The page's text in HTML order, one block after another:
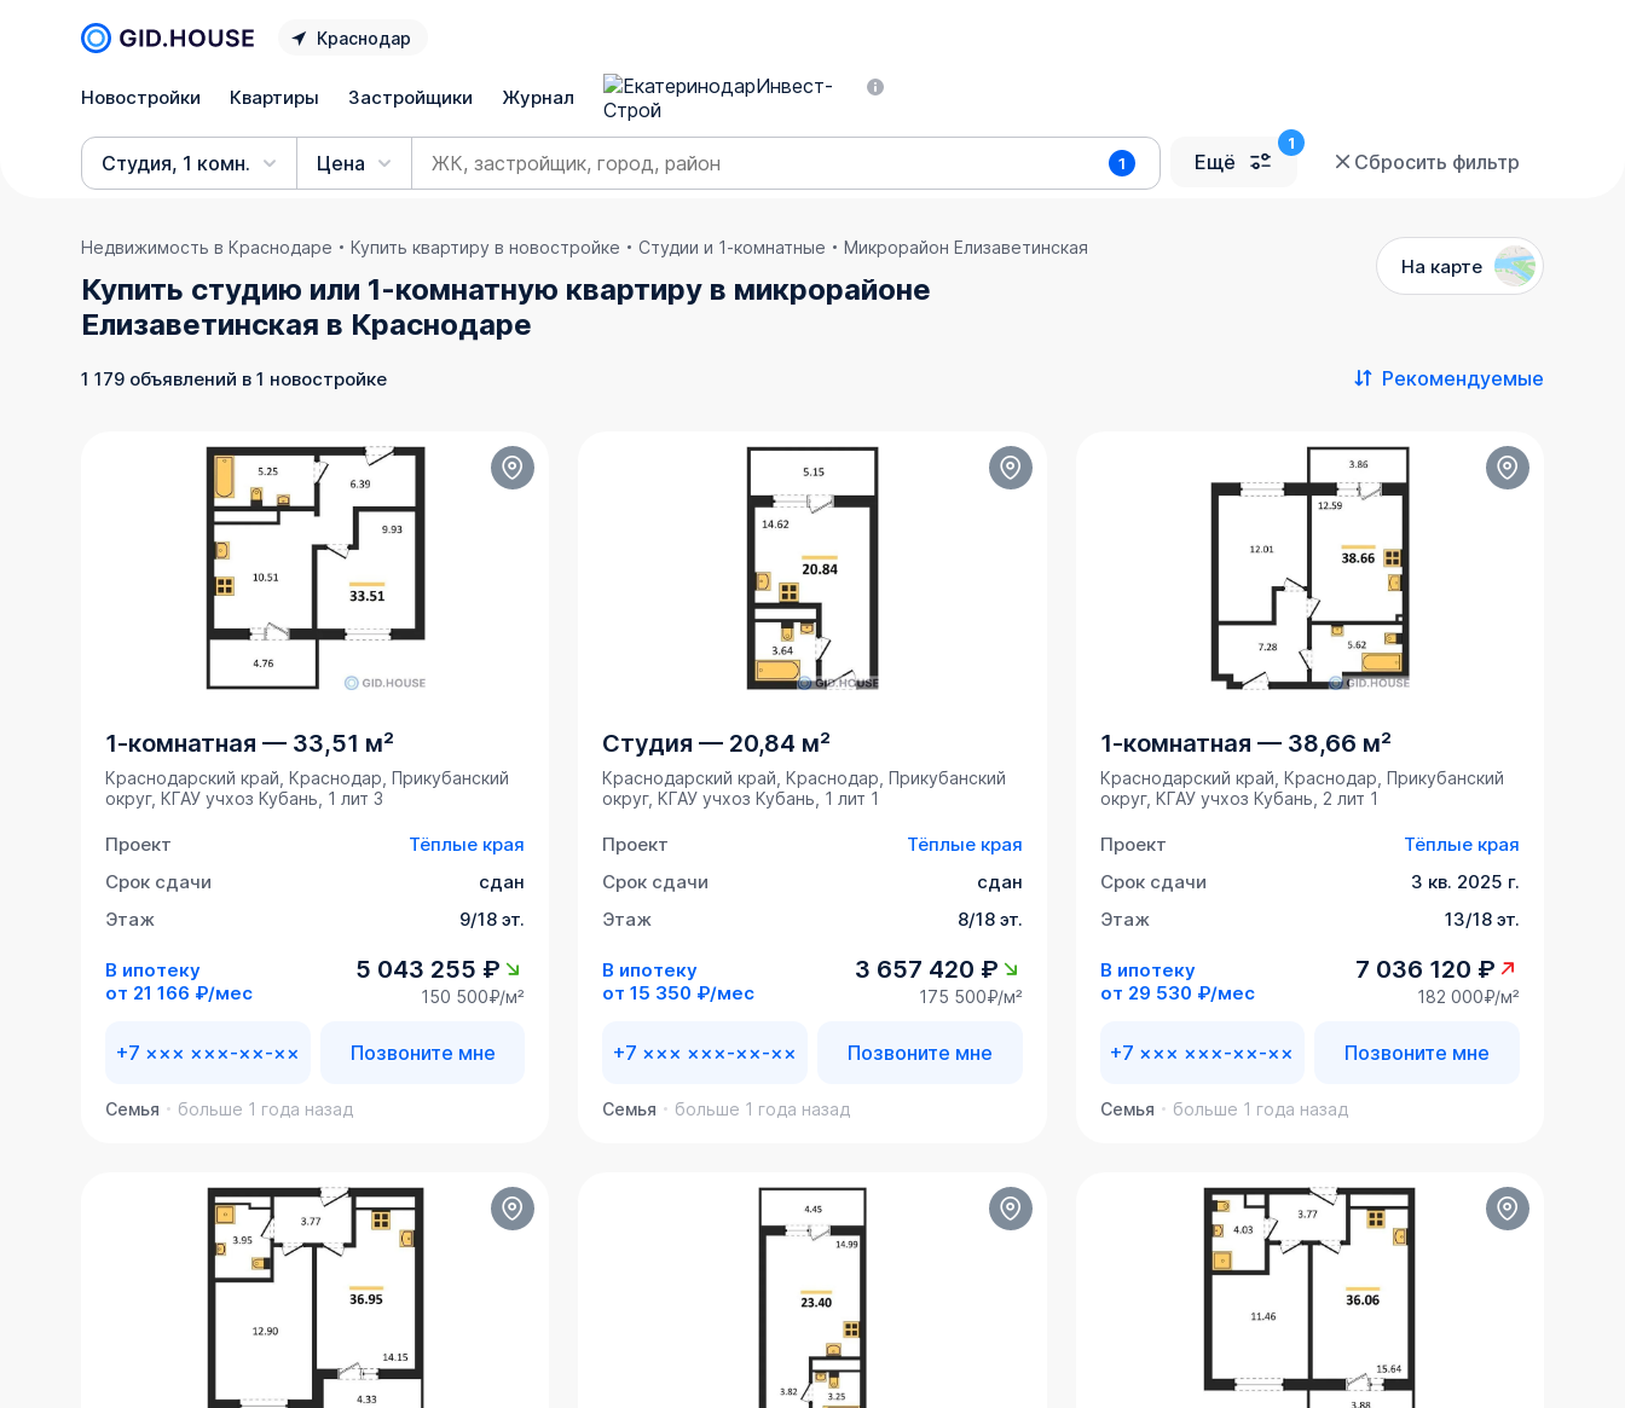
Краснодар
Новостройки Квартиры Застройщики Журнал
Студия, 1 комн. Цена 1 Ещё Сбросить фильтр
Недвижимость в Краснодаре Купить квартиру в новостройке Студии и 1-комнатные Микрорайон Елизаветинская
Купить студию или 1-комнатную квартиру в микрорайоне
Елизаветинская в Краснодаре
На карте
1 179 объявлений в 1 новостройке Рекомендуемые
1-комнатная — 33,51 м²
Краснодарский край, Краснодар, Прикубанский
округ, ​КГАУ учхоз Кубань, 1 лит 3
Проект
Тёплые края
Срок сдачи
сдан
Этаж
9/18 эт.
В ипотеку
от 21 166 ₽/мес
5 043 255 ₽
150 500₽/м²
+7 ××× ×××-××-×× Позвоните мне
Семья больше 1 года назад
Студия — 20,84 м²
Краснодарский край, Краснодар, Прикубанский
округ, ​КГАУ учхоз Кубань, 1 лит 1
Проект
Тёплые края
Срок сдачи
сдан
Этаж
8/18 эт.
В ипотеку
от15 350 ₽/мес
3 657 420 ₽
175 500₽/м²
+7 ××× ×××-××-×× Позвоните мне
Семья больше 1 года назад
1-комнатная — 38,66 м²
Краснодарский край, Краснодар, Прикубанский
округ, ​КГАУ учхоз Кубань, 2 лит 1
Проект
Тёплые края
Срок сдачи
3 кв. 2025 г.
Этаж
13/18 эт.
В ипотеку
от 29 530 ₽/мес
7 036 120 ₽
182 000₽/м²
+7 ××× ×××-××-×× Позвоните мне
Семья больше 1 года назад